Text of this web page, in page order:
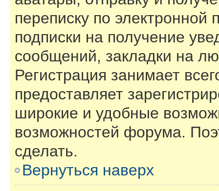
переписку по электронной
подписки на получение
сообщений, закладки на
Регистрация занимает
предоставляет
широкие и удобные
возможностей форума.
сделать.
Вернуться наверх